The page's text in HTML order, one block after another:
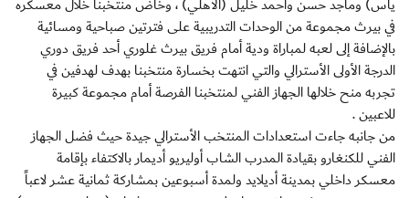
في بيرث مجموعة من الوحدات التدريبية على فترتين صباحية ومسائية
بالإضافة إلى لعبه لمباراة ودية أمام فريق بيرث غلوري أحد فريق دوري
الدرجة الأولى الأسترالي والتي انتهت بخسارة منتخبنا بهدف لهدفين في
تجربه منح خلالها الجهاز الفني لمنتخبنا الفرصة أمام مجموعة كبيرة
للاعبين .
من جانبه جاءت استعدادات المنتخب الأسترالي جيدة حيث فضل الجهاز
الفني للكنغارو بقيادة المدرب الشاب أوليريو أديمار بالاكتفاء بإقامة
معسكر داخلي بمدينة أديلايد ولمدة أسبوعين بمشاركة ثمانية عشر لاعباً